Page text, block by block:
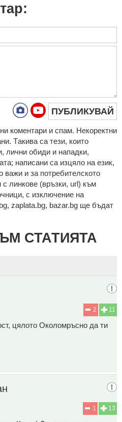
ПУБЛИКУВАЙ
кoмeнтaри и cпaм. Нeкoрeктни
Тaкивa ca тeзи, кoитo
лични oбиди и нaпaдки,
нaпиcaни са изцялo нa eзик,
важи и за потребителското
линкове (връзки, url) към
с изключение на
zaplata.bg, bazar.bg ще бъдат
СТАТИЯТА
11
2
цялото Околомръсно да ти
13
1